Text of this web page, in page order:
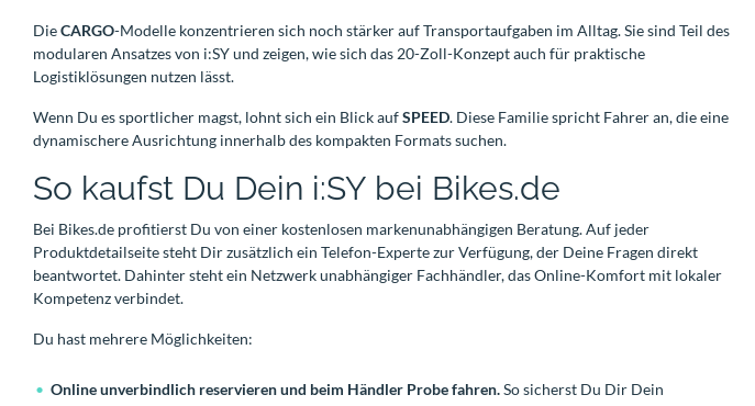
DieCARGO-Modelle konzentrieren sich noch stärker auf Transportaufgaben im Alltag. Sie sind Teil des
modularen Ansatzes von i:SY und zeigen, wie sich das 20-Zoll-Konzept auch für praktische
Logistiklösungen nutzen lässt.
Wenn Du es sportlicher magst, lohnt sich ein Blick aufSPEED. Diese Familie spricht Fahrer an, die eine
dynamischere Ausrichtung innerhalb des kompakten Formats suchen.
So kaufst Du Dein i:SY bei Bikes.de
Bei Bikes.de profitierst Du von einer kostenlosen markenunabhängigen Beratung. Auf jeder
Produktdetailseite steht Dir zusätzlich ein Telefon-Experte zur Verfügung, der Deine Fragen direkt
beantwortet. Dahinter steht ein Netzwerk unabhängiger Fachhändler, das Online-Komfort mit lokaler
Kompetenz verbindet.
Du hast mehrere Möglichkeiten:
Online unverbindlich reservieren und beim Händler Probe fahren.So sicherst Du Dir Dein